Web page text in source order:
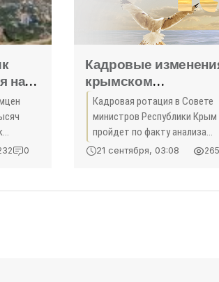
на
0
Кадровые
крымском
правительстве
состоятся в
время, — Аксенов -
«Политика Крыма»
Кадровая ротация в Совете
министров Республики Крым
пройдет по факту анализа
эффективности работы
21 сентября, 03:08 265